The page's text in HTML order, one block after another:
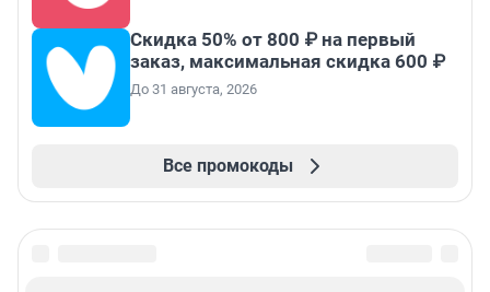
Скидка 50% от 800 ₽ на первый
заказ, максимальная скидка 600 ₽
До 31 августа, 2026
Все промокоды